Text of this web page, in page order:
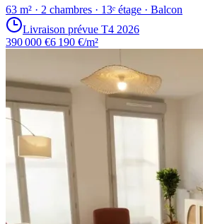
63 m² · 2 chambres · 13ᵉ étage · Balcon
Livraison prévue T4 2026
390 000 €6 190 €/m²